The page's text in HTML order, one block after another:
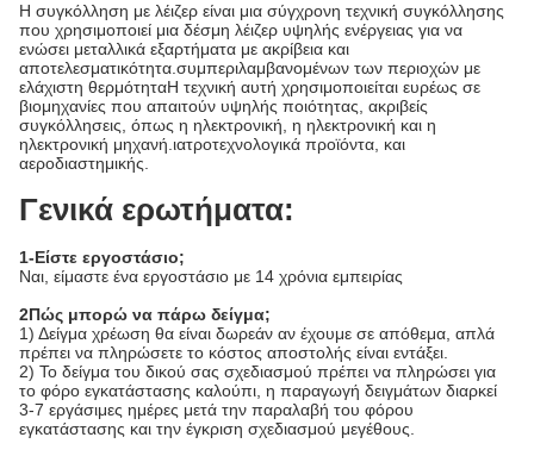
Η συγκόλληση με λέιζερ είναι μια σύγχρονη τεχνική συγκόλλησης
που χρησιμοποιεί μια δέσμη λέιζερ υψηλής ενέργειας για να
ενώσει μεταλλικά εξαρτήματα με ακρίβεια και
αποτελεσματικότητα.συμπεριλαμβανομένων των περιοχών με
ελάχιστη θερμότηταΗ τεχνική αυτή χρησιμοποιείται ευρέως σε
βιομηχανίες που απαιτούν υψηλής ποιότητας, ακριβείς
συγκόλλησεις, όπως η ηλεκτρονική, η ηλεκτρονική και η
ηλεκτρονική μηχανή.ιατροτεχνολογικά προϊόντα, και
αεροδιαστημικής.
Γενικά ερωτήματα:
1-Είστε εργοστάσιο;
Ναι, είμαστε ένα εργοστάσιο με 14 χρόνια εμπειρίας
2Πώς μπορώ να πάρω δείγμα;
1) Δείγμα χρέωση θα είναι δωρεάν αν έχουμε σε απόθεμα, απλά
πρέπει να πληρώσετε το κόστος αποστολής είναι εντάξει.
2) Το δείγμα του δικού σας σχεδιασμού πρέπει να πληρώσει για
το φόρο εγκατάστασης καλούπι, η παραγωγή δειγμάτων διαρκεί
3-7 εργάσιμες ημέρες μετά την παραλαβή του φόρου
εγκατάστασης και την έγκριση σχεδιασμού μεγέθους.